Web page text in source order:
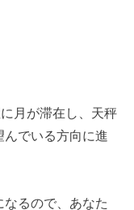
月が滞在し、天秤
んでいる方向に進
るので、あなた